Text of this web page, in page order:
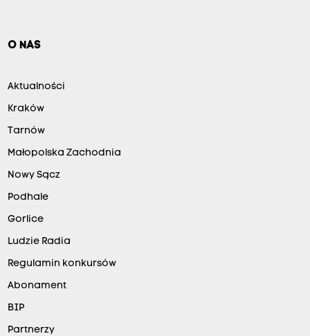
O NAS
Aktualności
Kraków
Tarnów
Małopolska Zachodnia
Nowy Sącz
Podhale
Gorlice
Ludzie Radia
Regulamin konkursów
Abonament
BIP
Partnerzy